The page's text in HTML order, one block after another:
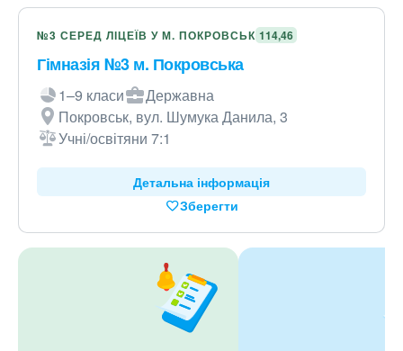
№3 СЕРЕД ЛІЦЕЇВ У М. ПОКРОВСЬК 114,46
Гімназія №3 м. Покровська
1–9 класи
Державна
Покровськ, вул. Шумука Данила, 3
Учні/освітяни 7:1
Детальна інформація
Зберегти